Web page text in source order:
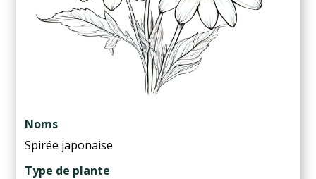
Noms
Spirée japonaise
Type de plante